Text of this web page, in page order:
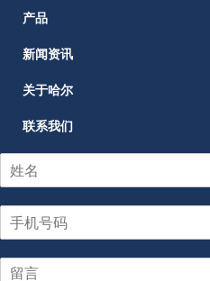
产品
新闻资讯
关于哈尔
联系我们